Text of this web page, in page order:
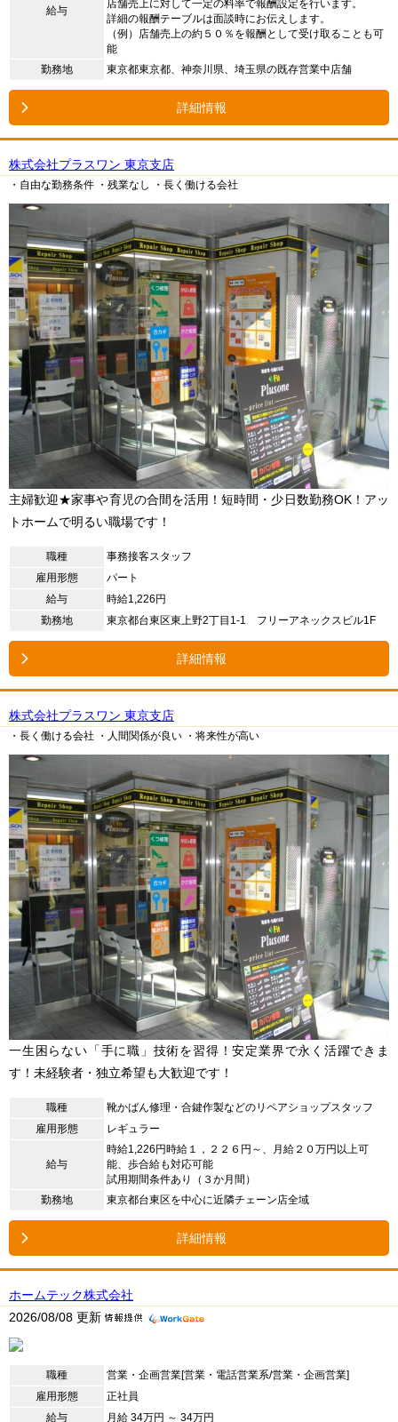
給与
店舗売上に対して一定の料率で報酬設定を行います。
詳細の報酬テーブルは面談時にお伝えします。
（例）店舗売上の約５０％を報酬として受け取ることも可
能
勤務地
東京都東京都、神奈川県、埼玉県の既存営業中店舗
詳細情報
株式会社プラスワン 東京支店
・自由な勤務条件 ・残業なし ・長く働ける会社
主婦歓迎★家事や育児の合間を活用！短時間・少日数勤務OK！アッ
トホームで明るい職場です！
職種
事務接客スタッフ
雇用形態
パート
給与
時給1,226円
勤務地
東京都台東区東上野2丁目1-1 フリーアネックスビル1F
詳細情報
株式会社プラスワン 東京支店
・長く働ける会社 ・人間関係が良い ・将来性が高い
一生困らない「手に職」技術を習得！安定業界で永く活躍できま
す！未経験者・独立希望も大歓迎です！
職種
靴かばん修理・合鍵作製などのリペアショップスタッフ
雇用形態
レギュラー
給与
時給1,226円時給１，２２６円～、月給２０万円以上可
能、歩合給も対応可能
試用期間条件あり（３か月間）
勤務地
東京都台東区を中心に近隣チェーン店全域
詳細情報
ホームテック株式会社
2026/08/08 更新
職種
営業・企画営業[営業・電話営業系/営業・企画営業]
雇用形態
正社員
給与
月給 34万円 ～ 34万円